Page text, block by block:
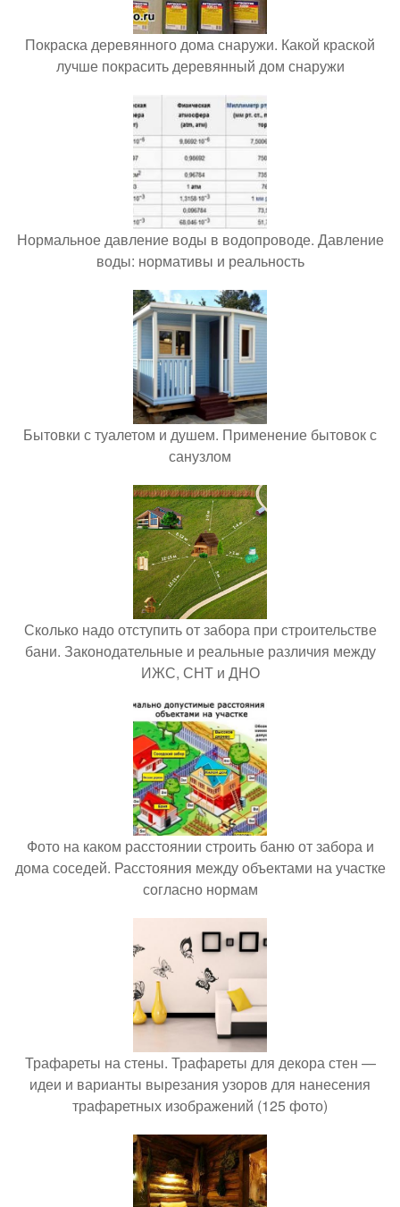
Покраска деревянного дома снаружи. Какой краской
лучше покрасить деревянный дом снаружи
Нормальное давление воды в водопроводе. Давление
воды: нормативы и реальность
Бытовки с туалетом и душем. Применение бытовок с
санузлом
Сколько надо отступить от забора при строительстве
бани. Законодательные и реальные различия между
ИЖС, СНТ и ДНО
Фото на каком расстоянии строить баню от забора и
дома соседей. Расстояния между объектами на участке
согласно нормам
Трафареты на стены. Трафареты для декора стен —
идеи и варианты вырезания узоров для нанесения
трафаретных изображений (125 фото)